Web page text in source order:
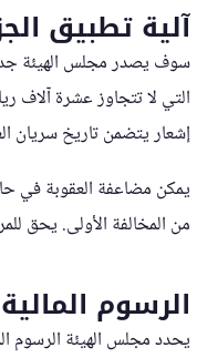
آلية تطبيق
سوف يصدر مجلس الهيئة
التي لا تتجاوز عشرة آلاف
إشعار يتضمن تاريخ سريان
يمكن مضاعفة العقوبة في
من المخالفة الأولى. يحق
الرسوم
يحدد مجلس الهيئة الرسوم